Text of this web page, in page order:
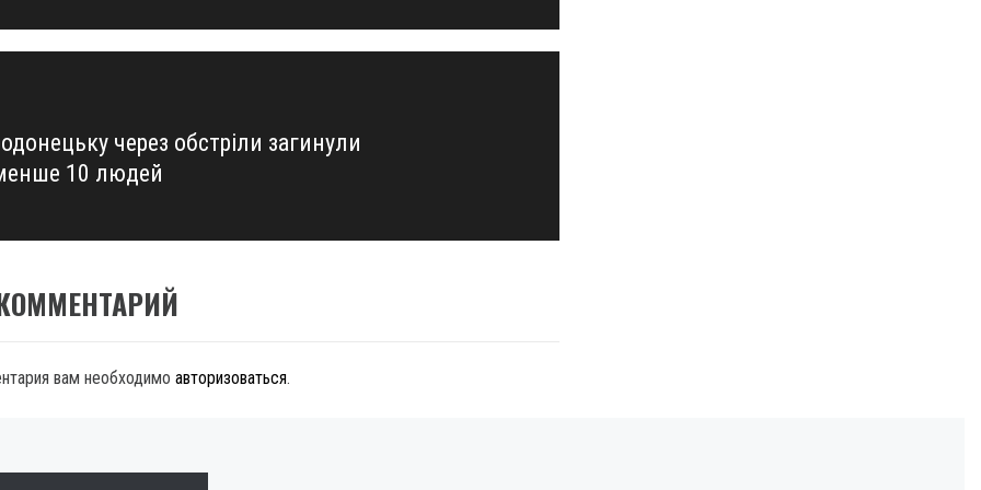
через обстріли загинули
10 людей
вам необходимо авторизоваться.